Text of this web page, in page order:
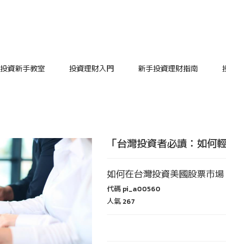
投資新手教室 投資理財入門 新手投資理財指南
「台灣投資者必讀：如何
如何在台灣投資美國股票市場
代碼pi_a00560
人氣267